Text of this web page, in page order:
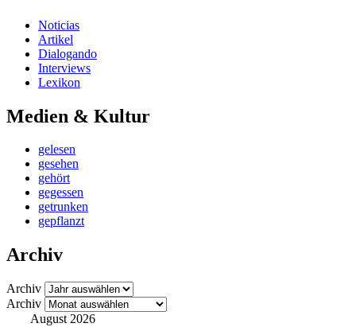
Noticias
Artikel
Dialogando
Interviews
Lexikon
Medien & Kultur
gelesen
gesehen
gehört
gegessen
getrunken
gepflanzt
Archiv
Archiv
Archiv
August 2026